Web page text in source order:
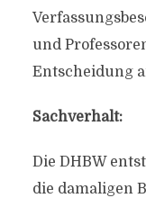
und
Entscheidung
Sachverhalt:
Die DHBW
die damaligen